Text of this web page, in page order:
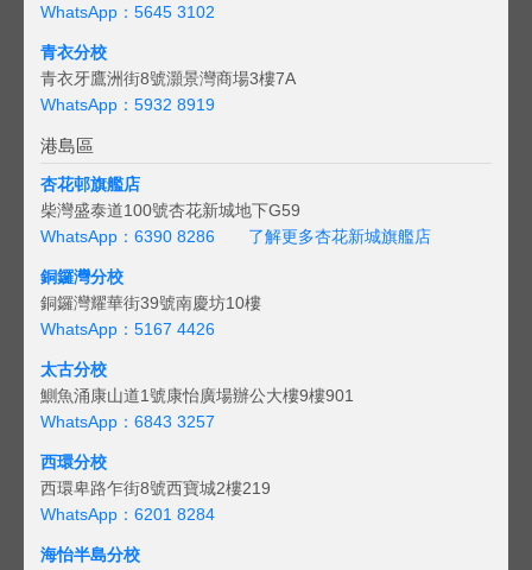
WhatsApp：5645 3102
青衣分校
青衣牙鷹洲街8號灝景灣商場3樓7A
WhatsApp：5932 8919
港島區
杏花邨旗艦店
柴灣盛泰道100號杏花新城地下G59
WhatsApp：6390 8286
了解更多杏花新城旗艦店
銅鑼灣分校
銅鑼灣耀華街39號南慶坊10樓
WhatsApp：5167 4426
太古分校
鰂魚涌康山道1號康怡廣場辦公大樓9樓901
WhatsApp：6843 3257
西環分校
西環卑路乍街8號西寶城2樓219
WhatsApp：6201 8284
海怡半島分校